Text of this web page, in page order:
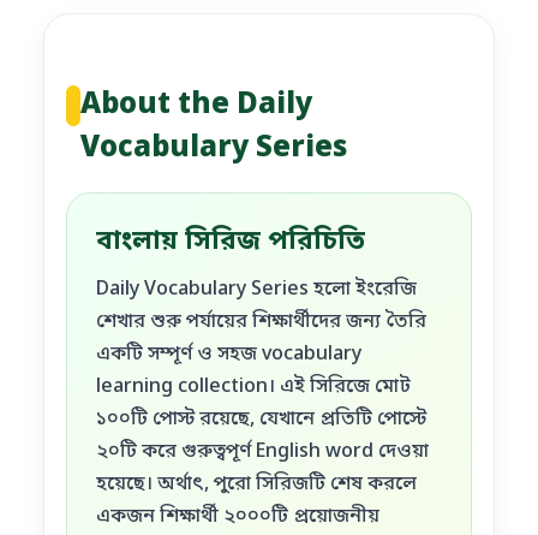
About the Daily
Vocabulary Series
বাংলায় সিরিজ পরিচিতি
Daily Vocabulary Series হলো ইংরেজি
শেখার শুরু পর্যায়ের শিক্ষার্থীদের জন্য তৈরি
একটি সম্পূর্ণ ও সহজ vocabulary
learning collection। এই সিরিজে মোট
১০০টি পোস্ট রয়েছে, যেখানে প্রতিটি পোস্টে
২০টি করে গুরুত্বপূর্ণ English word দেওয়া
হয়েছে। অর্থাৎ, পুরো সিরিজটি শেষ করলে
একজন শিক্ষার্থী ২০০০টি প্রয়োজনীয়